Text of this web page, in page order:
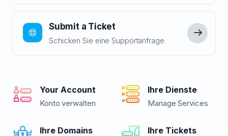
Submit a Ticket
Schicken Sie eine Supportanfrage
Your Account
Konto verwalten
Ihre Dienste
Manage Services
Ihre Domains Ihre Tickets